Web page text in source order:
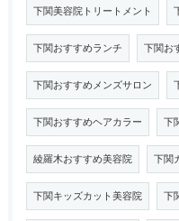
下関美容院トリートメント
下関おすすめランチ 下関お
下関おすすめメンズサロン
下関おすすめヘアカラー 下
綾羅木おすすめ美容院 下関
下関キッズカット美容院 下